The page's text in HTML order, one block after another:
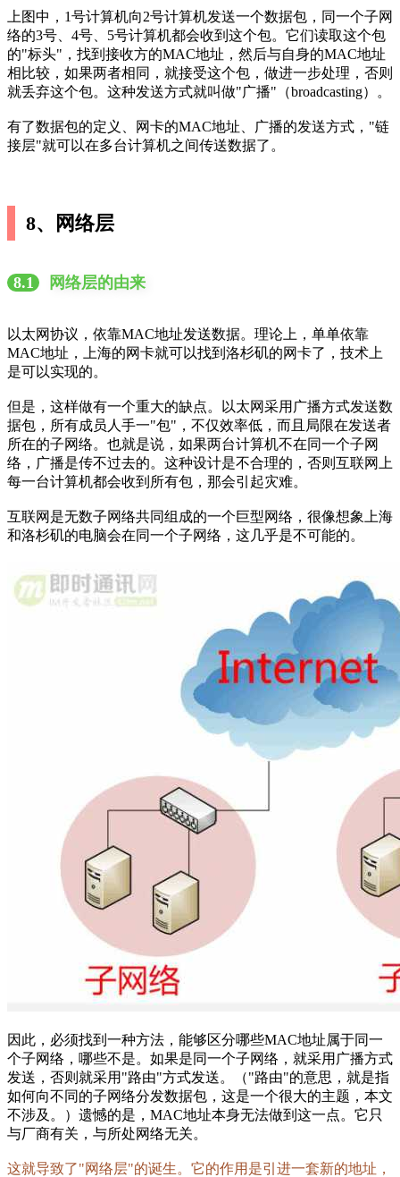
上图中，1号计算机向2号计算机发送一个数据包，同一个子网
络的3号、4号、5号计算机都会收到这个包。它们读取这个包
的"标头"，找到接收方的MAC地址，然后与自身的MAC地址
相比较，如果两者相同，就接受这个包，做进一步处理，否则
就丢弃这个包。这种发送方式就叫做"广播"（broadcasting）。
有了数据包的定义、网卡的MAC地址、广播的发送方式，"链
接层"就可以在多台计算机之间传送数据了。
8、网络层
8.1 网络层的由来
以太网协议，依靠MAC地址发送数据。理论上，单单依靠
MAC地址，上海的网卡就可以找到洛杉矶的网卡了，技术上
是可以实现的。
但是，这样做有一个重大的缺点。以太网采用广播方式发送数
据包，所有成员人手一"包"，不仅效率低，而且局限在发送者
所在的子网络。也就是说，如果两台计算机不在同一个子网
络，广播是传不过去的。这种设计是不合理的，否则互联网上
每一台计算机都会收到所有包，那会引起灾难。
互联网是无数子网络共同组成的一个巨型网络，很像想象上海
和洛杉矶的电脑会在同一个子网络，这几乎是不可能的。
因此，必须找到一种方法，能够区分哪些MAC地址属于同一
个子网络，哪些不是。如果是同一个子网络，就采用广播方式
发送，否则就采用"路由"方式发送。（"路由"的意思，就是指
如何向不同的子网络分发数据包，这是一个很大的主题，本文
不涉及。）遗憾的是，MAC地址本身无法做到这一点。它只
与厂商有关，与所处网络无关。
这就导致了"网络层"的诞生。它的作用是引进一套新的地址，